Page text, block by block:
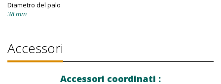
Diametro del palo
38 mm
Accessori
Accessori coordinati :